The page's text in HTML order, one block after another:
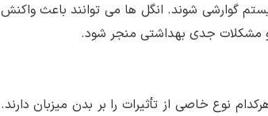
گوارشی شوند. انگل ها می توانند باعث واکنش
و مشکلات جدی بهداشتی منجر شود.
نوع خاصی از تأثیرات را بر بدن میزبان دارند.